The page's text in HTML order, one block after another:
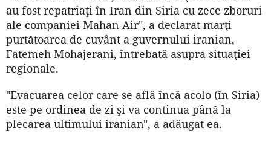
au fost repatriaţi în Iran din Siria cu zece zboruri
ale companiei Mahan Air", a declarat marţi
purtătoarea de cuvânt a guvernului iranian,
Fatemeh Mohajerani, întrebată asupra situaţiei
regionale.
"Evacuarea celor care se află încă acolo (în Siria)
este pe ordinea de zi şi va continua până la
plecarea ultimului iranian", a adăugat ea.